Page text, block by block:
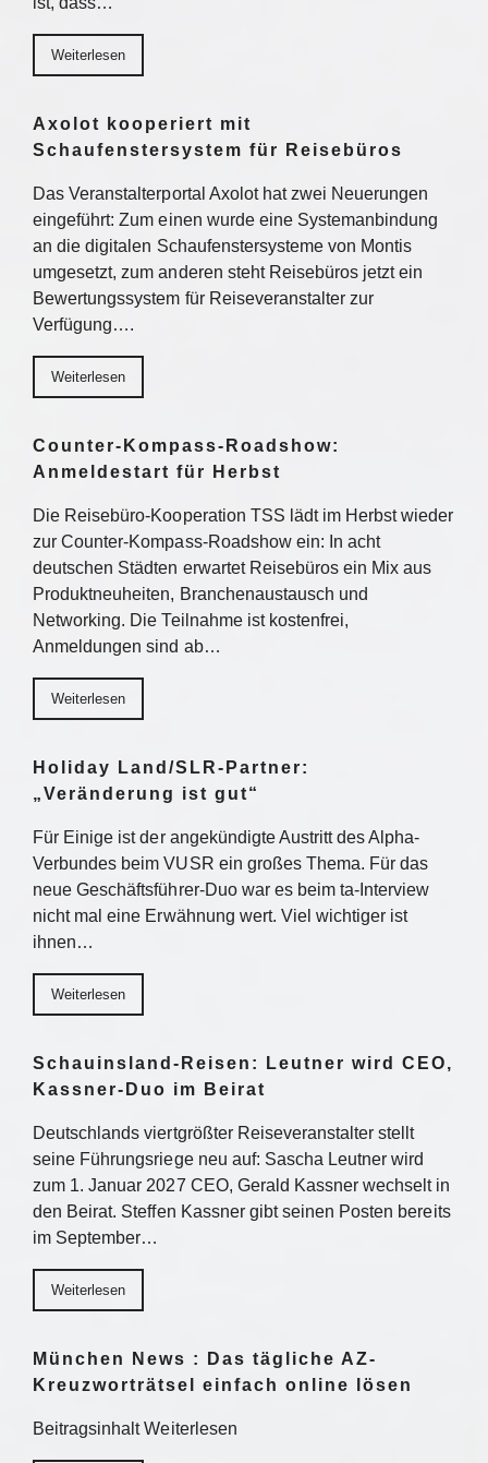
Weiterlesen
Axolot kooperiert mit
Schaufenstersystem für Reisebüros
Das Veranstalterportal Axolot hat zwei Neuerungen
eingeführt: Zum einen wurde eine Systemanbindung
an die digitalen Schaufenstersysteme von Montis
umgesetzt, zum anderen steht Reisebüros jetzt ein
Bewertungssystem für Reiseveranstalter zur
Verfügung….
Weiterlesen
Counter-Kompass-Roadshow:
Anmeldestart für Herbst
Die Reisebüro-Kooperation TSS lädt im Herbst wieder
zur Counter-Kompass-Roadshow ein: In acht
deutschen Städten erwartet Reisebüros ein Mix aus
Produktneuheiten, Branchenaustausch und
Networking. Die Teilnahme ist kostenfrei,
Anmeldungen sind ab…
Weiterlesen
Holiday Land/SLR-Partner:
„Veränderung ist gut“
Für Einige ist der angekündigte Austritt des Alpha-
Verbundes beim VUSR ein großes Thema. Für das
neue Geschäftsführer-Duo war es beim ta-Interview
nicht mal eine Erwähnung wert. Viel wichtiger ist
ihnen…
Weiterlesen
Schauinsland-Reisen: Leutner wird CEO,
Kassner-Duo im Beirat
Deutschlands viertgrößter Reiseveranstalter stellt
seine Führungsriege neu auf: Sascha Leutner wird
zum 1. Januar 2027 CEO, Gerald Kassner wechselt in
den Beirat. Steffen Kassner gibt seinen Posten bereits
im September…
Weiterlesen
München News : Das tägliche AZ-
Kreuzworträtsel einfach online lösen
Beitragsinhalt Weiterlesen